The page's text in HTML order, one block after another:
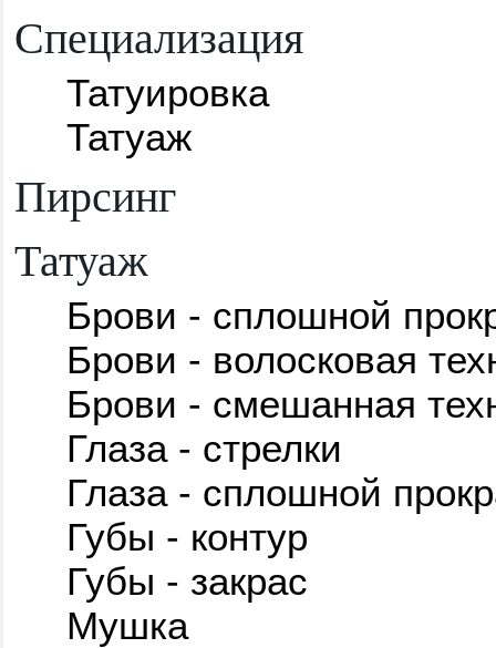
Специализация
Татуировка
Татуаж
Пирсинг
Татуаж
Брови - сплошной
Брови - волосковая
Брови - смешанная
Глаза - стрелки
Глаза - сплошной
Губы - контур
Губы - закрас
Мушка